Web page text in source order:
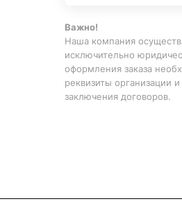
Важно!
Наша компания
исключительно
оформления заказа
реквизиты организации
заключения договоров.